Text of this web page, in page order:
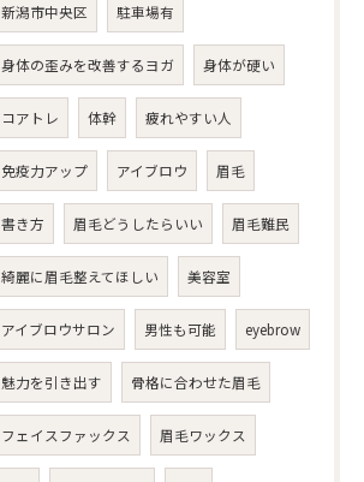
新潟市中央区 駐車場有
身体の歪みを改善するヨガ 身体が硬い
コアトレ 体幹 疲れやすい人
免疫力アップ アイブロウ 眉毛
書き方 眉毛どうしたらいい 眉毛難民
綺麗に眉毛整えてほしい 美容室
アイブロウサロン 男性も可能 eyebrow
魅力を引き出す 骨格に合わせた眉毛
フェイスファックス 眉毛ワックス